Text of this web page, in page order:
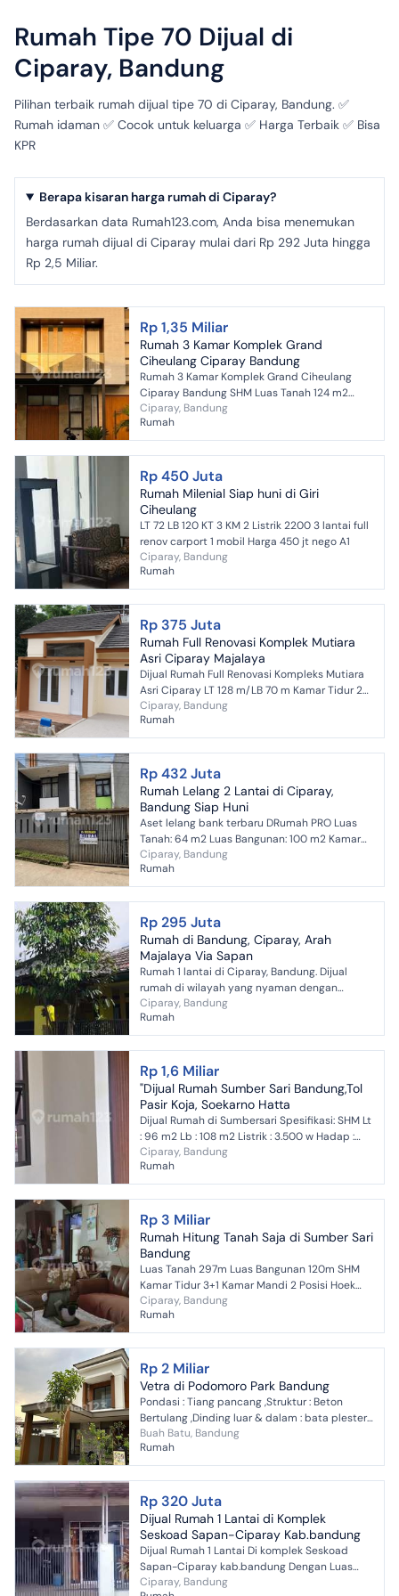
Rumah Tipe 70 Dijual di
Ciparay, Bandung
Pilihan terbaik rumah dijual tipe 70 di Ciparay, Bandung. ✅
Rumah idaman ✅ Cocok untuk keluarga ✅ Harga Terbaik ✅ Bisa
KPR
Berapa kisaran harga rumah di Ciparay?
Berdasarkan data Rumah123.com, Anda bisa menemukan
harga rumah dijual di Ciparay mulai dari Rp 292 Juta hingga
Rp 2,5 Miliar.
Rp 1,35 Miliar
Rumah 3 Kamar Komplek Grand
Ciheulang Ciparay Bandung
Rumah 3 Kamar Komplek Grand Ciheulang
Ciparay Bandung SHM Luas Tanah 124 m2
Luas Bangunan 120 m2 Kamar Tidur 3 Kamar
Mandi 3 Hadap Barat 2 Carport...
Ciparay, Bandung
Rumah
Rp 450 Juta
Rumah Milenial Siap huni di Giri
Ciheulang
LT 72 LB 120 KT 3 KM 2 Listrik 2200 3 lantai full
renov carport 1 mobil Harga 450 jt nego A1
Ciparay, Bandung
Rumah
Rp 375 Juta
Rumah Full Renovasi Komplek Mutiara
Asri Ciparay Majalaya
Dijual Rumah Full Renovasi Kompleks Mutiara
Asri Ciparay LT 128 m/LB 70 m Kamar Tidur 2
Kamar Mandi 1 Carport 1 mobil SHM Hook Air
PDAM jernih Lis...
Ciparay, Bandung
Rumah
Rp 432 Juta
Rumah Lelang 2 Lantai di Ciparay,
Bandung Siap Huni
Aset lelang bank terbaru DRumah PRO Luas
Tanah: 64 m2 Luas Bangunan: 100 m2 Kamar
Tidur: 2 Kamar Mandi: 2 Listrik: 2.200 VA Air:
Sumur Bor Kondis...
Ciparay, Bandung
Rumah
Rp 295 Juta
Rumah di Bandung, Ciparay, Arah
Majalaya Via Sapan
Rumah 1 lantai di Ciparay, Bandung. Dijual
rumah di wilayah yang nyaman dengan
pemandangan pedesaan. Bebas polusi dan
Ciparay, Bandung
Rumah
Rp 1,6 Miliar
"Dijual Rumah Sumber Sari Bandung,Tol
Pasir Koja, Soekarno Hatta
Dijual Rumah di Sumbersari Spesifikasi: SHM Lt
: 96 m2 Lb : 108 m2 Listrik : 3.500 w Hadap :
utara KT : 3 KM : 3 Semi furnished (AC: 1,
Waterheat...
Ciparay, Bandung
Rumah
Rp 3 Miliar
Rumah Hitung Tanah Saja di Sumber Sari
Bandung
Luas Tanah 297m Luas Bangunan 120m SHM
Kamar Tidur 3+1 Kamar Mandi 2 Posisi Hoek
Garasi 1, carport 1 Taman Harga 3 Milyar
Hubungi : Selvie - Pres...
Ciparay, Bandung
Rumah
Rp 2 Miliar
Vetra di Podomoro Park Bandung
Pondasi : Tiang pancang ,Struktur : Beton
Bertulang ,Dinding luar & dalam : bata plester
aci ,Lantai : Kamar Utama & Ruang Utama:
Homog...
Buah Batu, Bandung
Rumah
Rp 320 Juta
Dijual Rumah 1 Lantai di Komplek
Seskoad Sapan-Ciparay Kab.bandung
Dijual Rumah 1 Lantai Di komplek Seskoad
Sapan-Ciparay kab.bandung Dengan Luas
132mtr bangunan 100mtr Ada 3 kamar tidur
Ciparay, Bandung